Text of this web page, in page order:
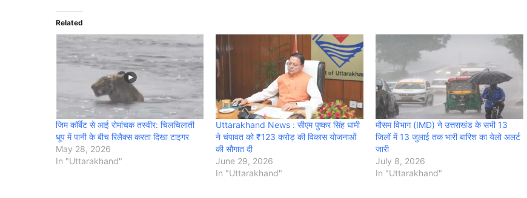
Related
जिम कॉर्बेट से आई रोमांचक तस्वीर: चिलचिलाती
धूप में पानी के बीच रिलैक्स करता दिखा टाइगर
May 28, 2026
In "Uttarakhand"
Uttarakhand News : सीएम पुष्कर सिंह धामी
ने चंपावत को ₹123 करोड़ की विकास योजनाओं
की सौगात दी
June 29, 2026
In "Uttarakhand"
मौसम विभाग (IMD) ने उत्तराखंड के सभी 13
जिलों में 13 जुलाई तक भारी बारिश का येलो अलर्ट
जारी
July 8, 2026
In "Uttarakhand"